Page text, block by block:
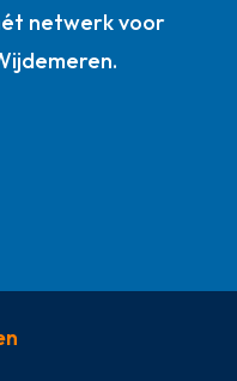
netwerk voor